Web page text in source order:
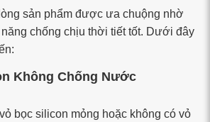
sản phẩm được ưa chuộng nhờ
chống chịu thời tiết tốt. Dưới đây
Không Chống Nước
bọc silicon mỏng hoặc không có vỏ